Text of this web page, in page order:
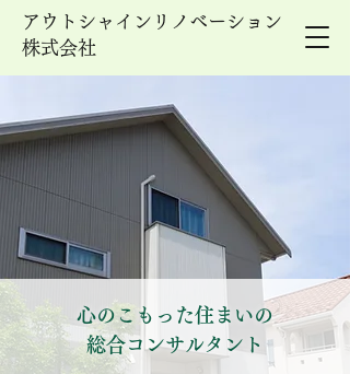
アウトシャインリノベーション
株式会社
心のこもった住まいの
総合コンサルタント